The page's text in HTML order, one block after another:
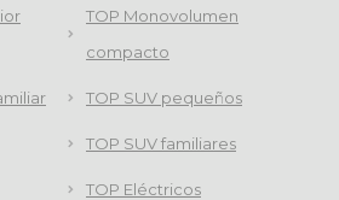
TOP Monovolumen
compacto
TOP SUV pequeños
TOP SUV familiares
TOP Eléctricos